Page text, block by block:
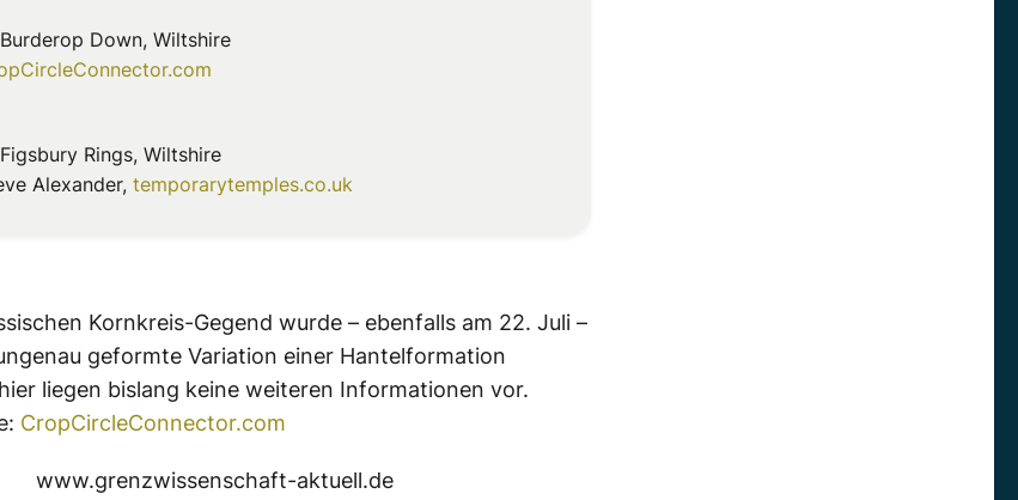
Down, Wiltshire
Rings, Wiltshire
Alexander, temporarytemples.co.uk
Kornkreis-Gegend wurde – ebenfalls am 22. Juli –
geformte Variation einer Hantelformation
liegen bislang keine weiteren Informationen vor.
CropCircleConnector.com
www.grenzwissenschaft-aktuell.de